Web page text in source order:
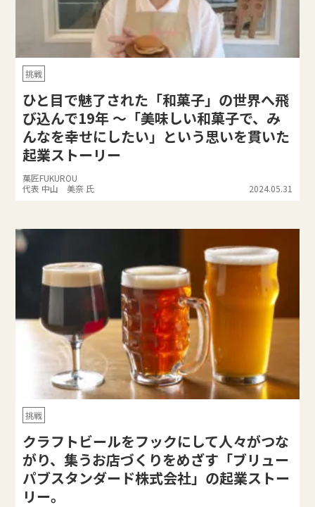
挑戦
ひと目で魅了された「和菓子」の世界へ飛
び込んで19年 ～「美味しい和菓子で、み
んなを幸せにしたい」という思いを貫いた
起業ストーリー
菓匠FUKUROU
代表 中山 美奈 氏
2024.05.31
挑戦
クラフトビールをフックにして人々がつな
がり、集うお店づくりをめざす「ブリュー
パブスタンダード株式会社」の起業ストー
リー。